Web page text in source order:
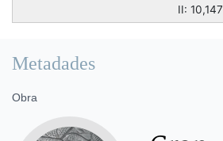
II: 10,147
Metadades
Obra